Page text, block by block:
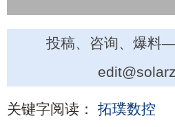
投稿、咨询、爆料
关键字阅读： 拓璞数控